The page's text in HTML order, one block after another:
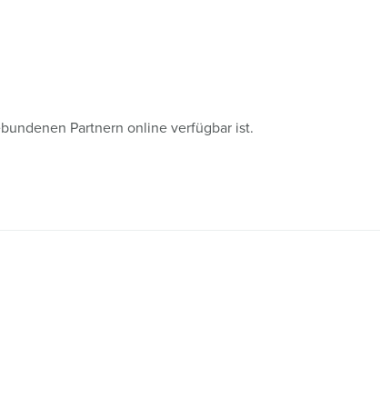
Partnern online verfügbar ist.